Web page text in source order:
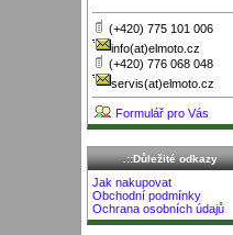
(+420) 775 101 006
info(at)elmoto.cz
(+420) 776 068 048
servis(at)elmoto.cz
Formulář pro Vás
.::Důležité odkazy
Jak nakupovat
Obchodní podmínky
Ochrana osobních údajů